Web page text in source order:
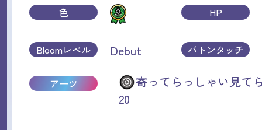
色 HP
Bloomレベル Debut バトンタッチ
アーツ
寄ってらっしゃい見
20